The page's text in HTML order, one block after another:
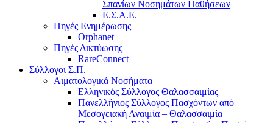
Σπανίων Νοσημάτων Παθήσεων
Ε.Σ.Α.Ε.
Πηγές Ενημέρωσης
Orphanet
Πηγές Δικτύωσης
RareConnect
Σύλλογοι Σ.Π.
Αιματολογικά Νοσήματα
Ελληνικός Σύλλογος Θαλασσαιμίας
Πανελλήνιος Σύλλογος Πασχόντων από
Μεσογειακή Αναιμία – Θαλασσαιμία